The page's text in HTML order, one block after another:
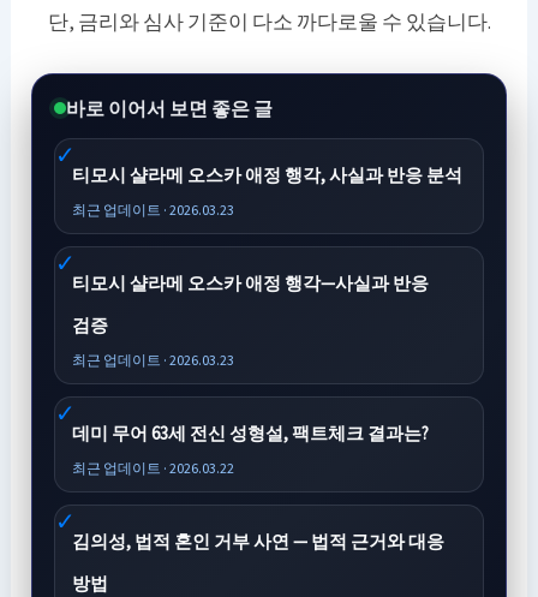
단, 금리와 심사 기준이 다소 까다로울 수 있습니다.
바로 이어서 보면 좋은 글
티모시 샬라메 오스카 애정 행각, 사실과 반응 분석
최근 업데이트 · 2026.03.23
티모시 샬라메 오스카 애정 행각—사실과 반응
검증
최근 업데이트 · 2026.03.23
데미 무어 63세 전신 성형설, 팩트체크 결과는?
최근 업데이트 · 2026.03.22
김의성, 법적 혼인 거부 사연 — 법적 근거와 대응
방법